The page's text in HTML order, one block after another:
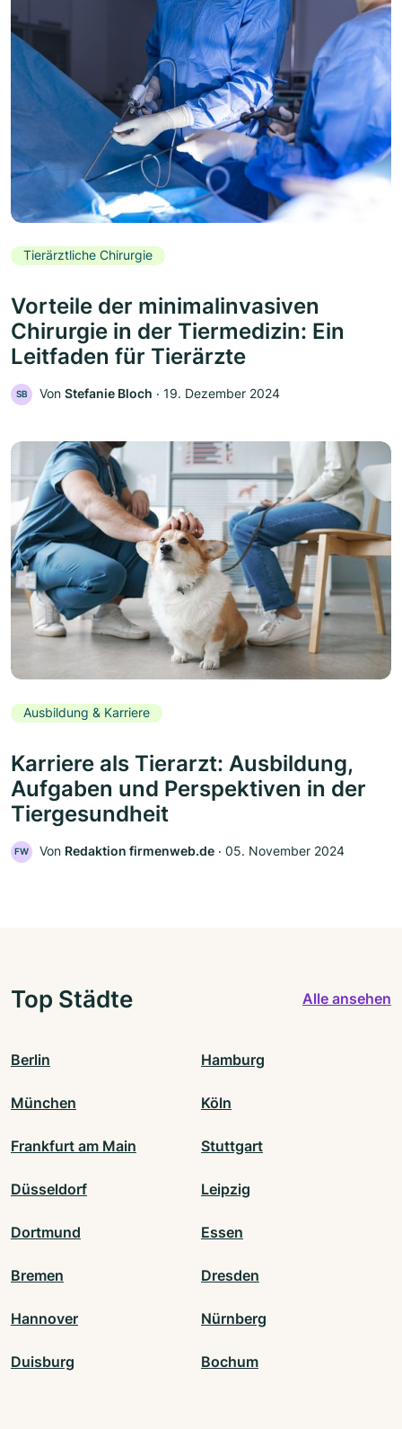
Tierärztliche Chirurgie
Vorteile der minimalinvasiven
Chirurgie in der Tiermedizin: Ein
Leitfaden für Tierärzte
SB Von Stefanie Bloch ‧ 19. Dezember 2024
Ausbildung & Karriere
Karriere als Tierarzt: Ausbildung,
Aufgaben und Perspektiven in der
Tiergesundheit
FW Von Redaktion firmenweb.de ‧ 05. November 2024
Top Städte Alle ansehen
Berlin Hamburg
München Köln
Frankfurt am Main Stuttgart
Düsseldorf Leipzig
Dortmund Essen
Bremen Dresden
Hannover Nürnberg
Duisburg Bochum